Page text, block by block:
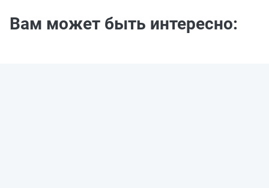
Вам может быть интересно: